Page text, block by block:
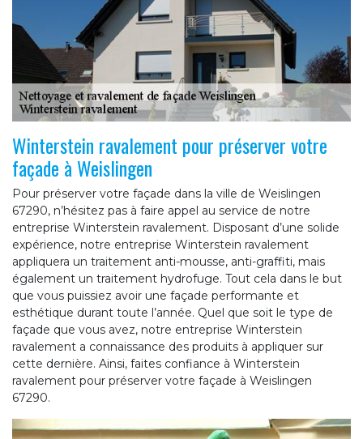
Winterstein ravalement pour préserver votre
façade à Weislingen
Pour préserver votre façade dans la ville de Weislingen
67290, n’hésitez pas à faire appel au service de notre
entreprise Winterstein ravalement. Disposant d’une solide
expérience, notre entreprise Winterstein ravalement
appliquera un traitement anti-mousse, anti-graffiti, mais
également un traitement hydrofuge. Tout cela dans le but
que vous puissiez avoir une façade performante et
esthétique durant toute l’année. Quel que soit le type de
façade que vous avez, notre entreprise Winterstein
ravalement a connaissance des produits à appliquer sur
cette dernière. Ainsi, faites confiance à Winterstein
ravalement pour préserver votre façade à Weislingen
67290.